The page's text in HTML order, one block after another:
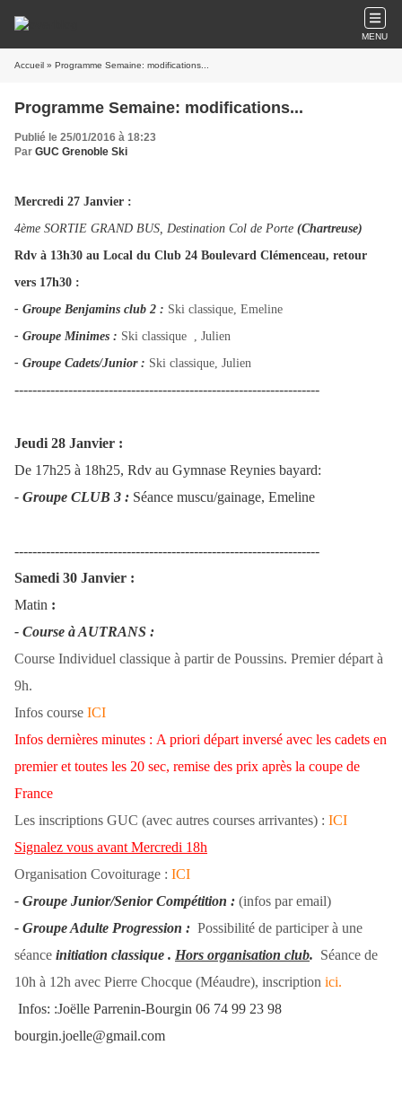
MENU
Accueil » Programme Semaine: modifications...
Programme Semaine: modifications...
Publié le 25/01/2016 à 18:23
Par GUC Grenoble Ski
Mercredi 27 Janvier :
4ème SORTIE GRAND BUS, Destination Col de Porte (Chartreuse)
Rdv à 13h30 au Local du Club 24 Boulevard Clémenceau, retour
vers 17h30 :
- Groupe Benjamins club 2 : Ski classique, Emeline
- Groupe Minimes : Ski classique , Julien
- Groupe Cadets/Junior : Ski classique, Julien
--------------------------------------------------------------------
Jeudi 28 Janvier :
De 17h25 à 18h25, Rdv au Gymnase Reynies bayard:
- Groupe CLUB 3 : Séance muscu/gainage, Emeline
--------------------------------------------------------------------
Samedi 30 Janvier :
Matin :
- Course à AUTRANS :
Course Individuel classique à partir de Poussins. Premier départ à
9h.
Infos course ICI
Infos dernières minutes : A priori départ inversé avec les cadets en
premier et toutes les 20 sec, remise des prix après la coupe de
France
Les inscriptions GUC (avec autres courses arrivantes) : ICI
Signalez vous avant Mercredi 18h
Organisation Covoiturage : ICI
- Groupe Junior/Senior Compétition : (infos par email)
- Groupe Adulte Progression : Possibilité de participer à une
séance initiation classique . Hors organisation club. Séance de
10h à 12h avec Pierre Chocque (Méaudre), inscription ici.
Infos: :Joëlle Parrenin-Bourgin 06 74 99 23 98
bourgin.joelle@gmail.com